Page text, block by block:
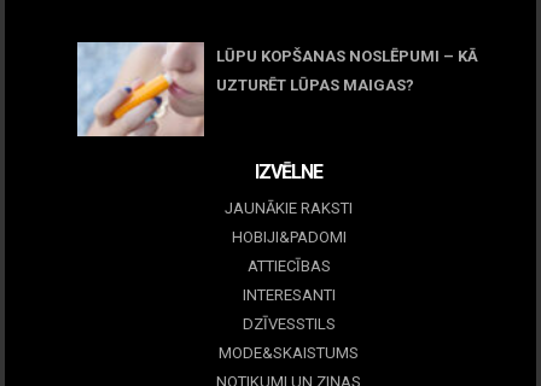
LŪPU KOPŠANAS NOSLĒPUMI – KĀ
UZTURĒT LŪPAS MAIGAS?
IZVĒLNE
JAUNĀKIE RAKSTI
HOBIJI&PADOMI
ATTIECĪBAS
INTERESANTI
DZĪVESSTILS
MODE&SKAISTUMS
NOTIKUMI UN ZIŅAS